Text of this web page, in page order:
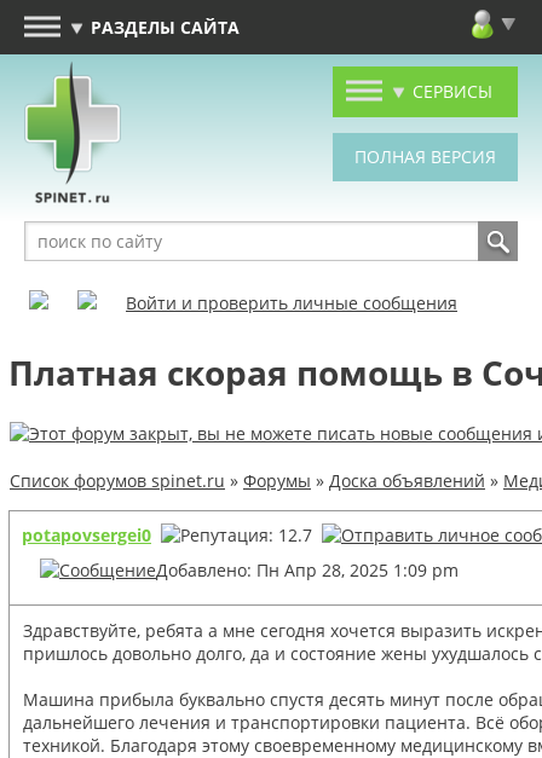
РАЗДЕЛЫ САЙТА
СЕРВИСЫ
Войти и проверить личные сообщения
Платная скорая помощь в
Список форумов spinet.ru » Форумы » Доска объявлений »
potapovsergei0
Добавлено: Пн Апр 28, 2025 1:09 pm
Здравствуйте, ребята а мне сегодня хочется выразить
пришлось довольно долго, да и состояние жены
Машина прибыла буквально спустя десять минут после
дальнейшего лечения и транспортировки пациента. Всё
техникой. Благодаря этому своевременному медицинскому